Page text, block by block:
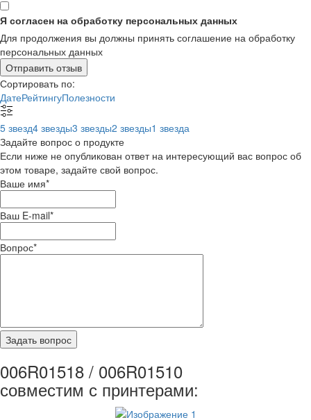
Я согласен на обработку персональных данных
Для продолжения вы должны принять соглашение на обработку
персональных данных
Отправить отзыв
Сортировать по:
ДатеРейтингуПолезности
5 звезд4 звезды3 звезды2 звезды1 звезда
Задайте вопрос о продукте
Если ниже не опубликован ответ на интересующий вас вопрос об
этом товаре, задайте свой вопрос.
Ваше имя*
Ваш E-mail*
Вопрос*
006R01518 / 006R01510
совместим с принтерами: